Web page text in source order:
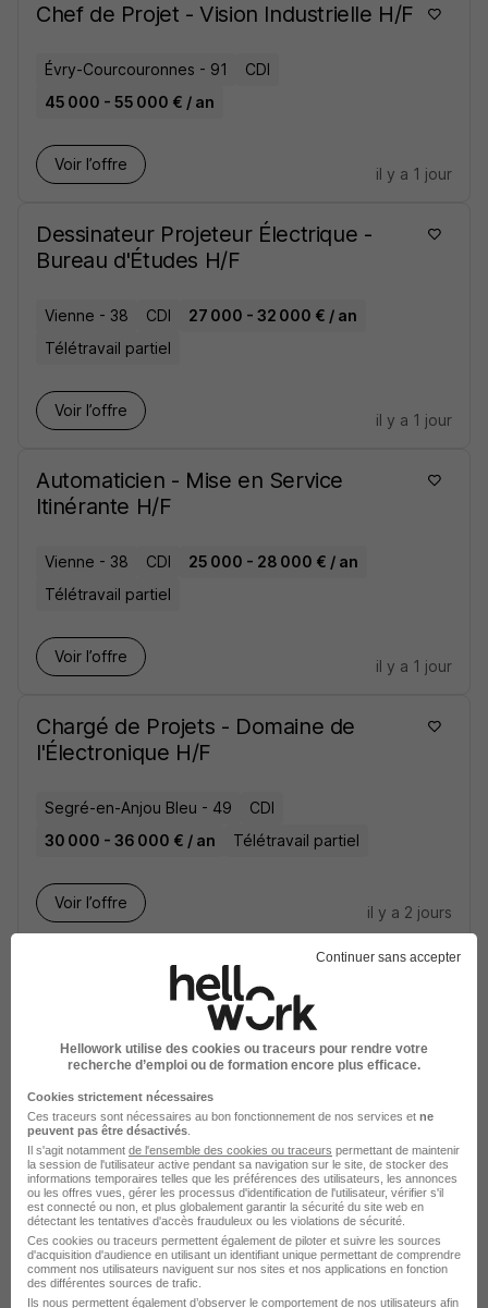
Chef de Projet - Vision Industrielle H/F
Évry-Courcouronnes - 91
CDI
45 000 - 55 000 € / an
Voir l’offre
il y a 1 jour
Dessinateur Projeteur Électrique -
Bureau d'Études H/F
Vienne - 38 CDI
27 000 - 32 000 € / an
Télétravail partiel
Voir l’offre
il y a 1 jour
Automaticien - Mise en Service
Itinérante H/F
Vienne - 38 CDI
25 000 - 28 000 € / an
Télétravail partiel
Voir l’offre
il y a 1 jour
Chargé de Projets - Domaine de
l'Électronique H/F
Segré-en-Anjou Bleu - 49
CDI
30 000 - 36 000 € / an
Télétravail partiel
Voir l’offre
il y a 2 jours
Ingénieur Validation Mécanique -
Capteurs de Température - Nucléaire
Voir l’offre
il y a 2 jours
Ingénieur Mécanique R&D - Machines
Spéciales H/F
Saint-Rémy-de-la-Vanne - 77
Continuer sans accepter
Hellowork utilise des cookies ou traceurs pour rendre votre
recherche d’emploi ou de formation encore plus efficace.
Cookies strictement nécessaires
Ces traceurs sont nécessaires au bon fonctionnement de nos services et ne
peuvent pas être désactivés
Il s'agit notamment de l'ensemble des cookies ou traceurs permettant de maintenir
la session de l'utilisateur active pendant sa navigation sur le site, de stocker des
informations temporaires telles que les préférences des utilisateurs, les annonces
ou les offres vues, gérer les processus d'identification de l'utilisateur, vérifier s'il
est connecté ou non, et plus globalement garantir la sécurité du site web en
détectant les tentatives d'accès frauduleux ou les violations de sécurité.
Ces cookies ou traceurs permettent également de piloter et suivre les sources
d'acquisition d'audience en utilisant un identifiant unique permettant de comprendre
comment nos utilisateurs naviguent sur nos sites et nos applications en fonction
des différentes sources de trafic.
Ils nous permettent également d’observer le comportement de nos utilisateurs afin